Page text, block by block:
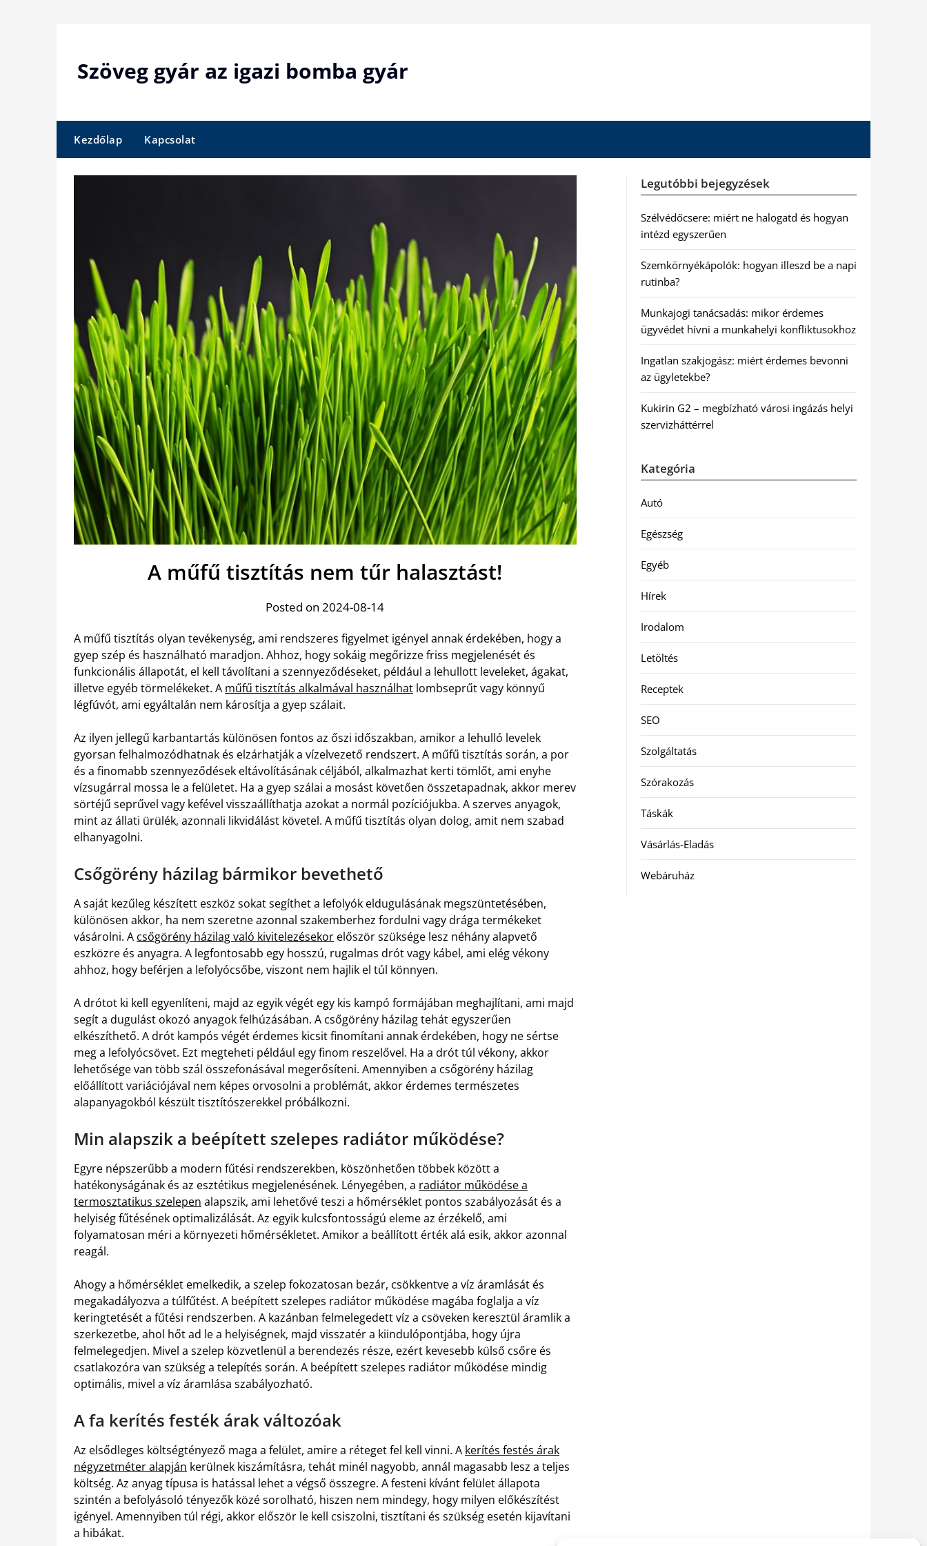
Szöveg gyár az igazi bomba gyár
Kezdőlap Kapcsolat
A műfű tisztítás nem tűr halasztást!
Posted on 2024-08-14
A műfű tisztítás olyan tevékenység, ami rendszeres figyelmet igényel annak érdekében, hogy a
gyep szép és használható maradjon. Ahhoz, hogy sokáig megőrizze friss megjelenését és
funkcionális állapotát, el kell távolítani a szennyeződéseket, például a lehullott leveleket, ágakat,
illetve egyéb törmelékeket. A műfű tisztítás alkalmával használhat lombseprűt vagy könnyű
légfúvót, ami egyáltalán nem károsítja a gyep szálait.
Az ilyen jellegű karbantartás különösen fontos az őszi időszakban, amikor a lehulló levelek
gyorsan felhalmozódhatnak és elzárhatják a vízelvezető rendszert. A műfű tisztítás során, a por
és a finomabb szennyeződések eltávolításának céljából, alkalmazhat kerti tömlőt, ami enyhe
vízsugárral mossa le a felületet. Ha a gyep szálai a mosást követően összetapadnak, akkor merev
sörtéjű seprűvel vagy kefével visszaállíthatja azokat a normál pozíciójukba. A szerves anyagok,
mint az állati ürülék, azonnali likvidálást követel. A műfű tisztítás olyan dolog, amit nem szabad
elhanyagolni.
Csőgörény házilag bármikor bevethető
A saját kezűleg készített eszköz sokat segíthet a lefolyók eldugulásának megszüntetésében,
különösen akkor, ha nem szeretne azonnal szakemberhez fordulni vagy drága termékeket
vásárolni. A csőgörény házilag való kivitelezésekor először szüksége lesz néhány alapvető
eszközre és anyagra. A legfontosabb egy hosszú, rugalmas drót vagy kábel, ami elég vékony
ahhoz, hogy beférjen a lefolyócsőbe, viszont nem hajlik el túl könnyen.
A drótot ki kell egyenlíteni, majd az egyik végét egy kis kampó formájában meghajlítani, ami majd
segít a dugulást okozó anyagok felhúzásában. A csőgörény házilag tehát egyszerűen
elkészíthető. A drót kampós végét érdemes kicsit finomítani annak érdekében, hogy ne sértse
meg a lefolyócsövet. Ezt megteheti például egy finom reszelővel. Ha a drót túl vékony, akkor
lehetősége van több szál összefonásával megerősíteni. Amennyiben a csőgörény házilag
előállított variációjával nem képes orvosolni a problémát, akkor érdemes természetes
alapanyagokból készült tisztítószerekkel próbálkozni.
Min alapszik a beépített szelepes radiátor működése?
Egyre népszerűbb a modern fűtési rendszerekben, köszönhetően többek között a
hatékonyságának és az esztétikus megjelenésének. Lényegében, a radiátor működése a
termosztatikus szelepen alapszik, ami lehetővé teszi a hőmérséklet pontos szabályozását és a
helyiség fűtésének optimalizálását. Az egyik kulcsfontosságú eleme az érzékelő, ami
folyamatosan méri a környezeti hőmérsékletet. Amikor a beállított érték alá esik, akkor azonnal
reagál.
Ahogy a hőmérséklet emelkedik, a szelep fokozatosan bezár, csökkentve a víz áramlását és
megakadályozva a túlfűtést. A beépített szelepes radiátor működése magába foglalja a víz
keringtetését a fűtési rendszerben. A kazánban felmelegedett víz a csöveken keresztül áramlik a
szerkezetbe, ahol hőt ad le a helyiségnek, majd visszatér a kiindulópontjába, hogy újra
felmelegedjen. Mivel a szelep közvetlenül a berendezés része, ezért kevesebb külső csőre és
csatlakozóra van szükség a telepítés során. A beépített szelepes radiátor működése mindig
optimális, mivel a víz áramlása szabályozható.
A fa kerítés festék árak változóak
Az elsődleges költségtényező maga a felület, amire a réteget fel kell vinni. A kerítés festés árak
négyzetméter alapján kerülnek kiszámításra, tehát minél nagyobb, annál magasabb lesz a teljes
költség. Az anyag típusa is hatással lehet a végső összegre. A festeni kívánt felület állapota
szintén a befolyásoló tényezők közé sorolható, hiszen nem mindegy, hogy milyen előkészítést
igényel. Amennyiben túl régi, akkor először le kell csiszolni, tisztítani és szükség esetén kijavítani
a hibákat.
Legutóbbi bejegyzések
Szélvédőcsere: miért ne halogatd és hogyan
intézd egyszerűen
Szemkörnyékápolók: hogyan illeszd be a napi
rutinba?
Munkajogi tanácsadás: mikor érdemes
ügyvédet hívni a munkahelyi konfliktusokhoz
Ingatlan szakjogász: miért érdemes bevonni
az ügyletekbe?
Kukirin G2 – megbízható városi ingázás helyi
szervizháttérrel
Kategória
Autó
Egészség
Egyéb
Hírek
Irodalom
Letöltés
Receptek
SEO
Szolgáltatás
Szórakozás
Táskák
Vásárlás-Eladás
Webáruház